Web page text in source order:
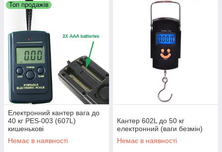
Топ продажів
Електронний кантер вага до
40 кг PES-003 (607L)
кишенькові
Немає в наявності
Кантер 602L до 50 кг
електронний (ваги безмін)
Немає в наявності